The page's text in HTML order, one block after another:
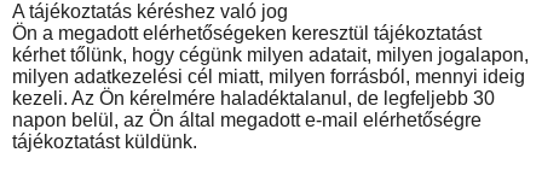
A tájékoztatás kéréshez való jog
Ön a megadott elérhetőségeken keresztül tájékoztatást
kérhet tőlünk, hogy cégünk milyen adatait, milyen jogalapon,
milyen adatkezelési cél miatt, milyen forrásból, mennyi ideig
kezeli. Az Ön kérelmére haladéktalanul, de legfeljebb 30
napon belül, az Ön által megadott e-mail elérhetőségre
tájékoztatást küldünk.